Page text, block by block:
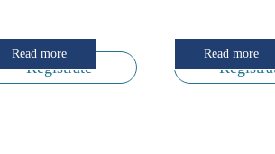
Regístrate
Read more Read more